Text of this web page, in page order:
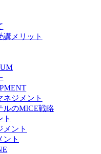
講メリット
ジメント
ルのMICE戦略
ト
メント
ント